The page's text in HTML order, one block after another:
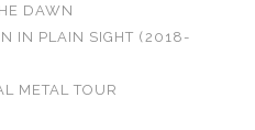
DAWN
IN PLAIN SIGHT (2018-
METAL TOUR